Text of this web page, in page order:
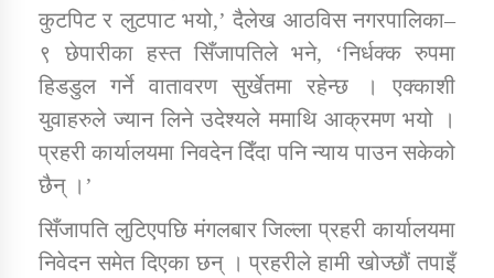
तातोपानी गाउँपालिकाको न्यायिक समिति सम्बन्धी सन्देश
तातोपानी गाउँपालिका जुम्लाको महिला तथा लैङ्गिक हिंसा
सम्बन्धी सूचना सन्देश
तातोपानी गाउँपालिका जुम्लाको महिनावारी सम्बन्धिकाे
सन्देश
कुटपिट र लुटपाट भयो,’ दैलेख आठविस नगरपालिका–
९ छेपारीका हस्त सिँजापतिले भने, ‘निर्धक्क रुपमा
हिडडुल गर्ने वातावरण सुर्खेतमा रहेन्छ । एक्काशी
युवाहरुले ज्यान लिने उदेश्यले ममाथि आक्रमण भयो ।
प्रहरी कार्यालयमा निवदेन दिँदा पनि न्याय पाउन सकेको
छैन् ।’
सिँजापति लुटिएपछि मंगलबार जिल्ला प्रहरी कार्यालयमा
निवेदन समेत दिएका छन् । प्रहरीले हामी खोज्छौं तपाइँ